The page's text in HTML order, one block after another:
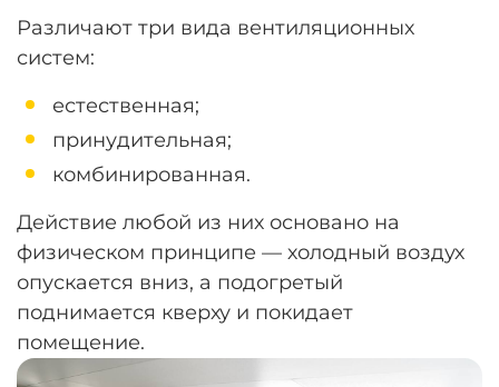
Различают три вида вентиляционных
систем:
естественная;
принудительная;
комбинированная.
Действие любой из них основано на
физическом принципе — холодный воздух
опускается вниз, а подогретый
поднимается кверху и покидает
помещение.